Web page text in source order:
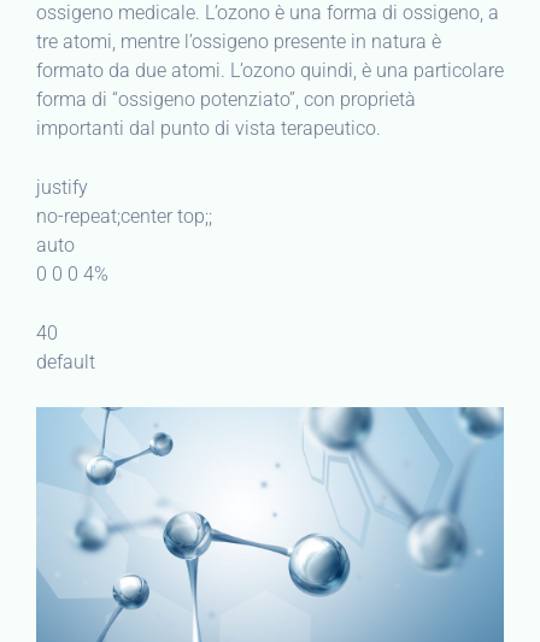
ossigeno medicale. L’ozono è una forma di ossigeno, a
tre atomi, mentre l’ossigeno presente in natura è
formato da due atomi. L’ozono quindi, è una particolare
forma di “ossigeno potenziato”, con proprietà
importanti dal punto di vista terapeutico.
justify
no-repeat;center top;;
auto
0 0 0 4%
40
default